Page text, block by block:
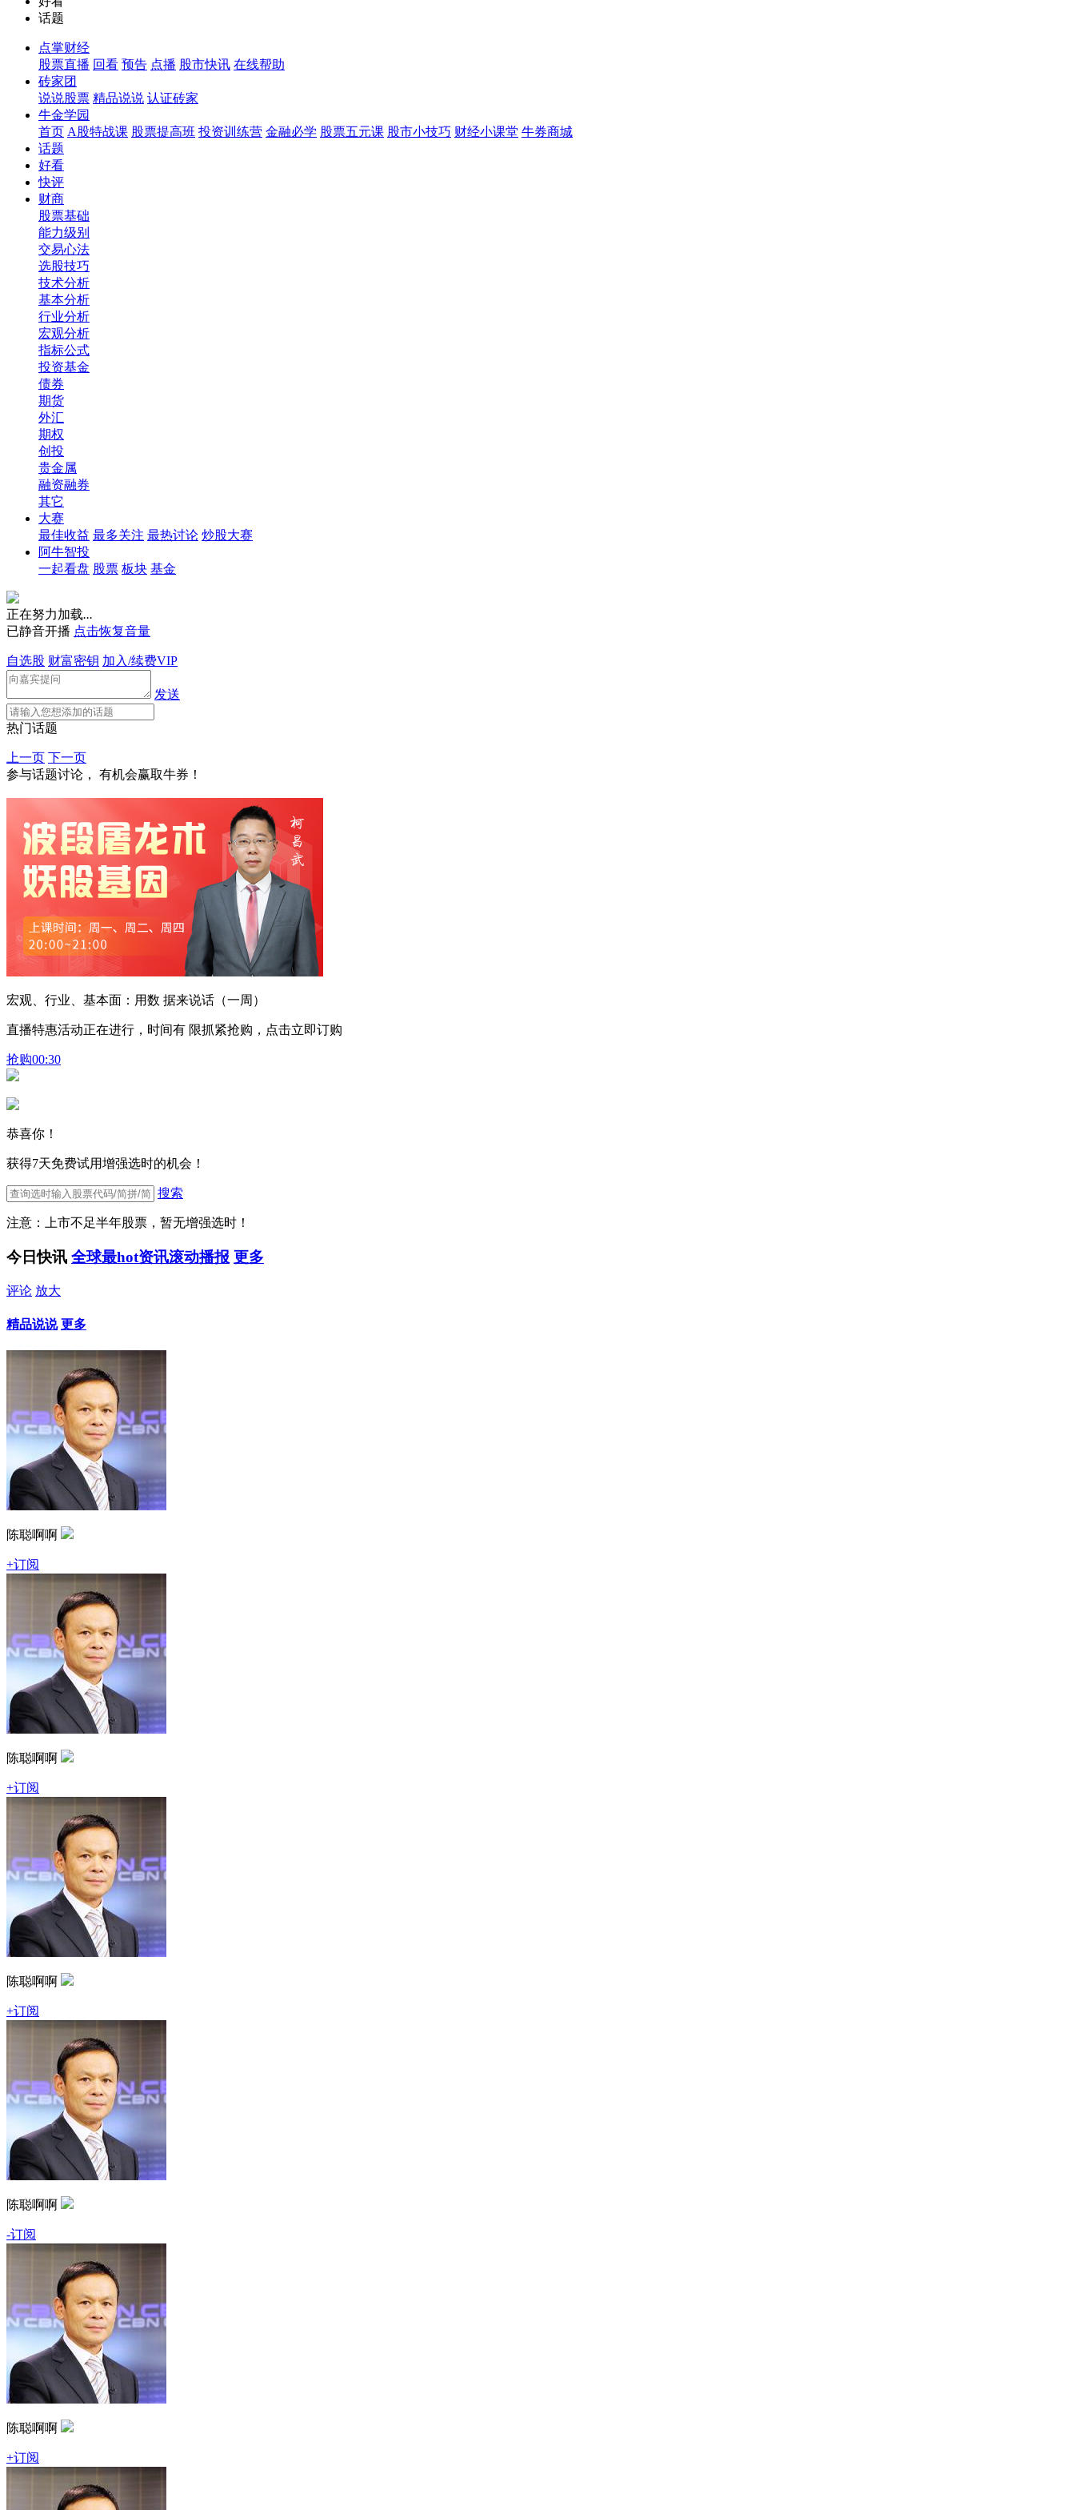
话题
点掌财经
股票直播 回看 预告 点播 股市快讯 在线帮助
砖家团
说说股票 精品说说 认证砖家
牛金学园
首页 A股特战课 股票提高班 投资训练营 金融必学 股票五元课 股市小技巧 财经小课堂 牛券商城
话题
好看
快评
财商
股票基础
能力级别
交易心法
选股技巧
技术分析
基本分析
行业分析
宏观分析
指标公式
投资基金
债券
期货
外汇
期权
创投
贵金属
融资融券
其它
大赛
最佳收益 最多关注 最热讨论 炒股大赛
阿牛智投
一起看盘 股票 板块 基金
正在努力加载...
已静音开播 点击恢复音量
自选股 财富密钥 加入/续费VIP
发送
热门话题
上一页 下一页
参与话题讨论， 有机会赢取牛券！
宏观、行业、基本面：用数 据来说话（一周）
直播特惠活动正在进行，时间有 限抓紧抢购，点击立即订购
抢购00:30
恭喜你！
获得7天免费试用增强选时的机会！
搜索
注意：上市不足半年股票，暂无增强选时！
今日快讯 全球最hot资讯滚动播报 更多
评论 放大
精品说说 更多
陈聪啊啊
+订阅
陈聪啊啊
+订阅
陈聪啊啊
+订阅
陈聪啊啊
-订阅
陈聪啊啊
+订阅